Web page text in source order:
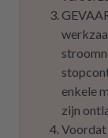
enkele
zijn